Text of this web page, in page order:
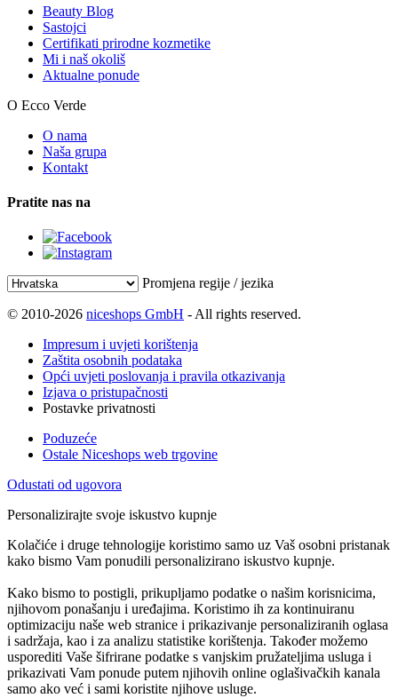
Beauty Blog
Sastojci
Certifikati prirodne kozmetike
Mi i naš okoliš
Aktualne ponude
O Ecco Verde
O nama
Naša grupa
Kontakt
Pratite nas na
Promjena regije / jezika
© 2010-2026 niceshops GmbH - All rights reserved.
Impresum i uvjeti korištenja
Zaštita osobnih podataka
Opći uvjeti poslovanja i pravila otkazivanja
Izjava o pristupačnosti
Postavke privatnosti
Poduzeće
Ostale Niceshops web trgovine
Odustati od ugovora
Personalizirajte svoje iskustvo kupnje
Kolačiće i druge tehnologije koristimo samo uz Vaš osobni pristanak
kako bismo Vam ponudili personalizirano iskustvo kupnje.
Kako bismo to postigli, prikupljamo podatke o našim korisnicima,
njihovom ponašanju i uređajima. Koristimo ih za kontinuiranu
optimizaciju naše web stranice i prikazivanje personaliziranih oglasa
i sadržaja, kao i za analizu statistike korištenja. Također možemo
usporediti Vaše šifrirane podatke s vanjskim pružateljima usluga i
prikazivati Vam ponude putem njihovih online oglašivačkih kanala
samo ako već i sami koristite njihove usluge.